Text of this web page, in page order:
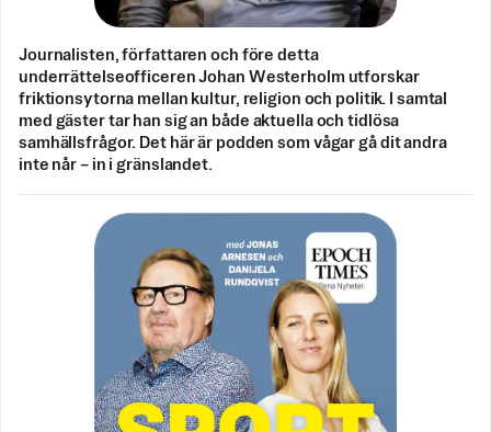
Journalisten, författaren och före detta
underrättelseofficeren Johan Westerholm utforskar
friktionsytorna mellan kultur, religion och politik. I samtal
med gäster tar han sig an både aktuella och tidlösa
samhällsfrågor. Det här är podden som vågar gå dit andra
inte når – in i gränslandet.